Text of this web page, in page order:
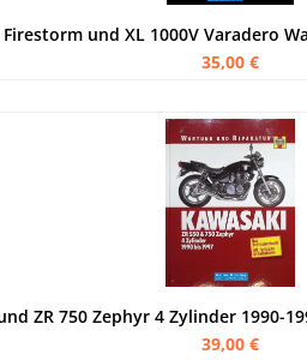
35,00 €
ZR 750 Zephyr 4 Zylinder 1990-
39,00 €